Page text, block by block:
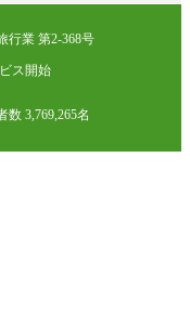
行業 第2-368号
ス開始
数 3,769,265名